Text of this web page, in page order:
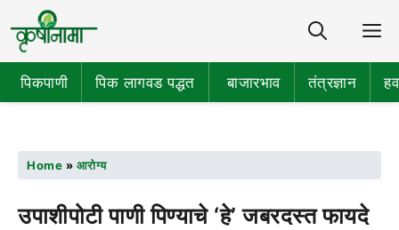
पिकपाणी पिक लागवड पद्धत बाजारभाव तंत्रज्ञान
Home » आरोग्य
उपाशीपोटी पाणी पिण्याचे ‘हे’ जबरदस्त फायदे